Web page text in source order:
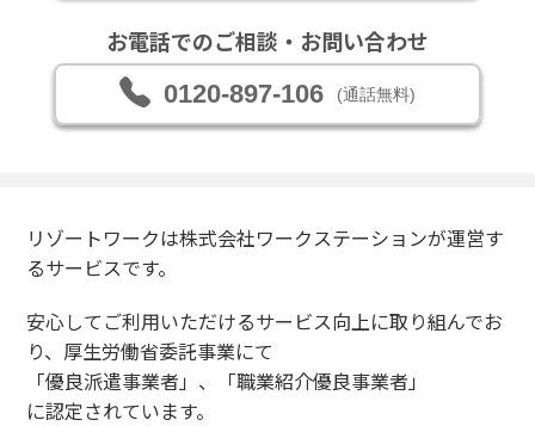
お電話でのご相談・お問い合わせ
0120-897-106 (通話無料)
リゾートワークは株式会社ワークステーションが運営す
るサービスです。
安心してご利用いただけるサービス向上に取り組んでお
り、厚生労働省委託事業にて
「優良派遣事業者」、「職業紹介優良事業者」
に認定されています。